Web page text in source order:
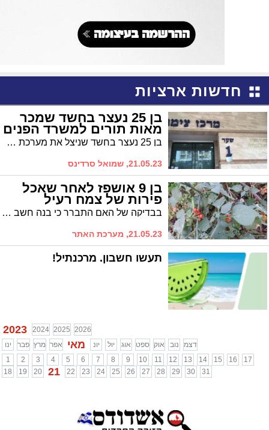
חדשות ארציות
בן 25 נעצר בחשד שמכר
מאות תורים למשרד הפנים
בן 25 נעצר בחשד שניצל את מערכת האינטרנט במכון הביולוגי בנס ציונה במסגרת עבודתו בחברה המספקת שירותים למקום, זאת לצורך הזמנת מאות תורים להנפקת דרכונים ומכירתם שלא כדין
21.05.23, שמואל סרדינס
בן 9 אושפז לאחר שאכל
פירות של צמח רעיל
בבדיקה של האם התברר כי בנה חשב כי מדובר בעגבניות מהשיח המשפחתי, אלא שמהר מאוד היא הבינה כי מדובר בסולנום שעיר * לאחר בירור מרכז ההרעלות, הוחלט לפנותו למיון ביה"ח קפלן
21.05.23, מערכת האתר
תעשו חשבון. מרכנתיל!
2023 2024 2025 2026
ינו
פבר מרץ אפר מאי יונ יול אוג ספט אוק נוב
דצמ
1
2 3 4 5 6 7 8 9 10 11 12 13 14 15 16
17
18
19 20 21 22 23 24 25 26 27 28 29 30 31